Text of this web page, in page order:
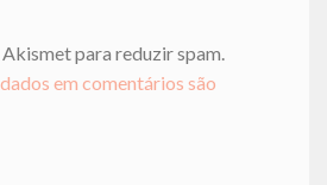
para reduzir spam.
em comentários são